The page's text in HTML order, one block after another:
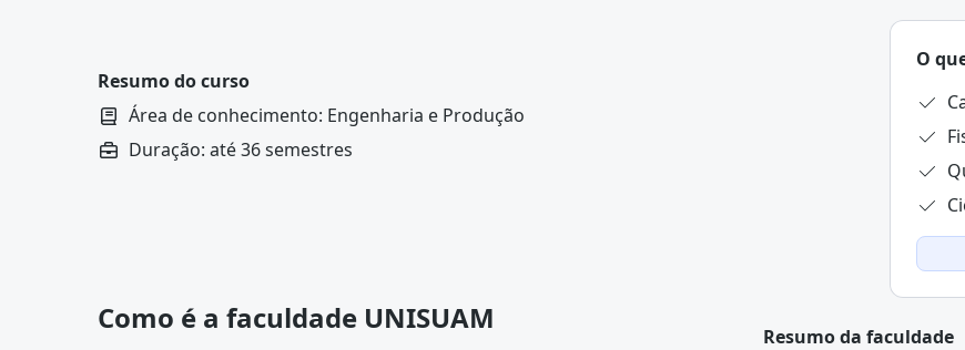
Resumo do curso
Área de conhecimento: Engenharia e Produção
Duração: até 36 semestres
O
Como é a faculdade UNISUAM
Resumo da faculdade